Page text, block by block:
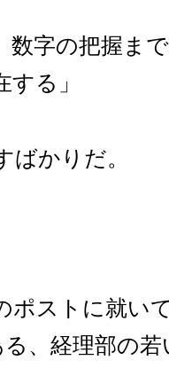
数字の把握ま
る」
ばかりだ。
ポストに就い
る、経理部の